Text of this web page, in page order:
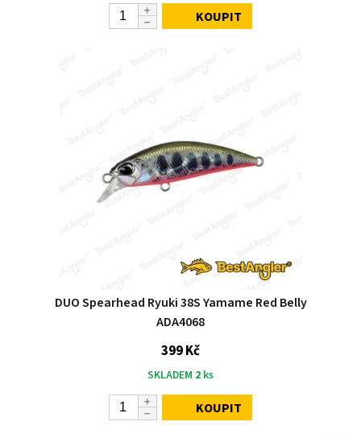
KOUPIT
DUO Spearhead Ryuki 38S Yamame Red Belly
ADA4068
399 Kč
SKLADEM 2 ks
KOUPIT